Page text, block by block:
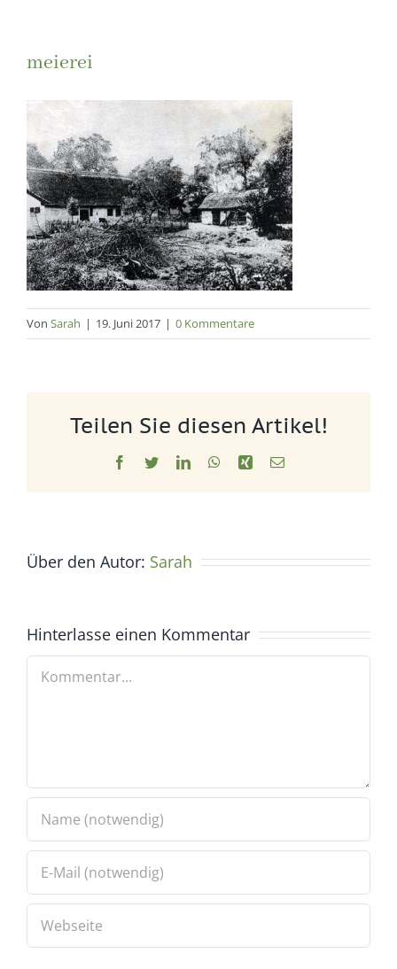
meierei
Von Sarah | 19. Juni 2017 | 0 Kommentare
Teilen Sie diesen Artikel!
Facebook
TwitterLinkedInWhatsApp
Xing E-
Über den Autor: Sarah
Hinterlasse einen Kommentar
Kommentar